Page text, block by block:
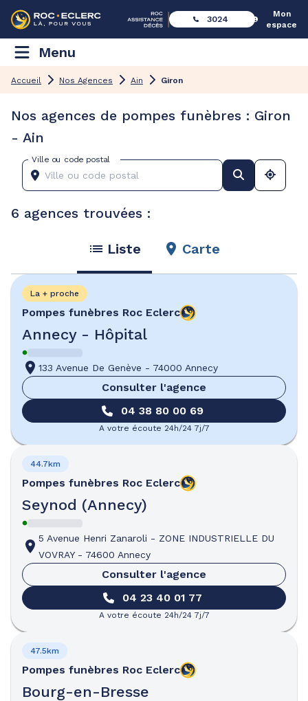
3024
Mon
espace
Menu
Accueil Nos Agences Ain Giron
Nos agences de pompes funèbres : Giron
- Ain
Ville ou code postal
6 agences trouvées :
Liste Carte
Pompes funèbres Roc Eclerc
Annecy - Hôpital
La + proche
133 Avenue De Genève - 74000 Annecy
Consulter l'agence
04 38 80 00 69
A votre écoute 24h/24 7j/7
Pompes funèbres Roc Eclerc
Seynod (Annecy)
44.7km
5 Avenue Henri Zanaroli - ZONE INDUSTRIELLE DU
VOVRAY- 74600 Annecy
Consulter l'agence
04 23 40 01 77
A votre écoute 24h/24 7j/7
Pompes funèbres Roc Eclerc
Bourg-en-Bresse
47.5km